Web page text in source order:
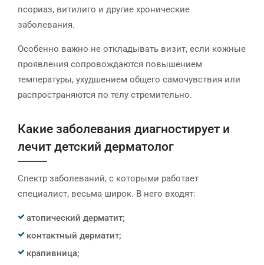
псориаз, витилиго и другие хронические
заболевания.
Особенно важно не откладывать визит, если кожные
проявления сопровождаются повышением
температуры, ухудшением общего самочувствия или
распространяются по телу стремительно.
Какие заболевания диагностирует и
лечит детский дерматолог
Спектр заболеваний, с которыми работает
специалист, весьма широк. В него входят:
атопический дерматит;
контактный дерматит;
крапивница;